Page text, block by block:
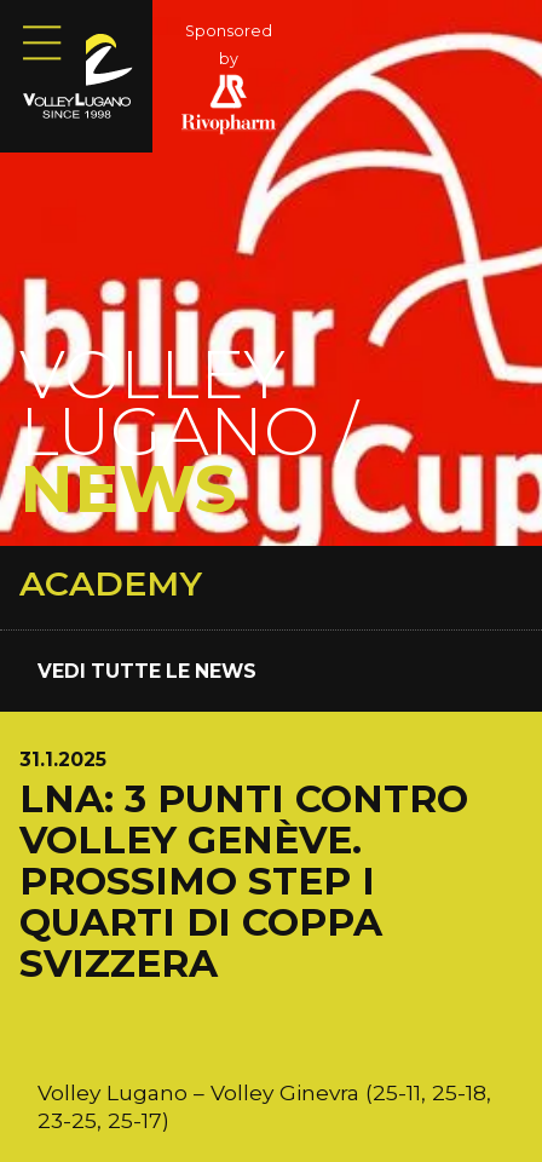
Sponsored
by
VOLLEY
LUGANO /
NEWS
ACADEMY
VEDI TUTTE LE NEWS
31.1.2025
LNA: 3 PUNTI CONTRO
VOLLEY GENÈVE.
PROSSIMO STEP I
QUARTI DI COPPA
SVIZZERA
Volley Lugano – Volley Ginevra (25-11, 25-18,
23-25, 25-17)